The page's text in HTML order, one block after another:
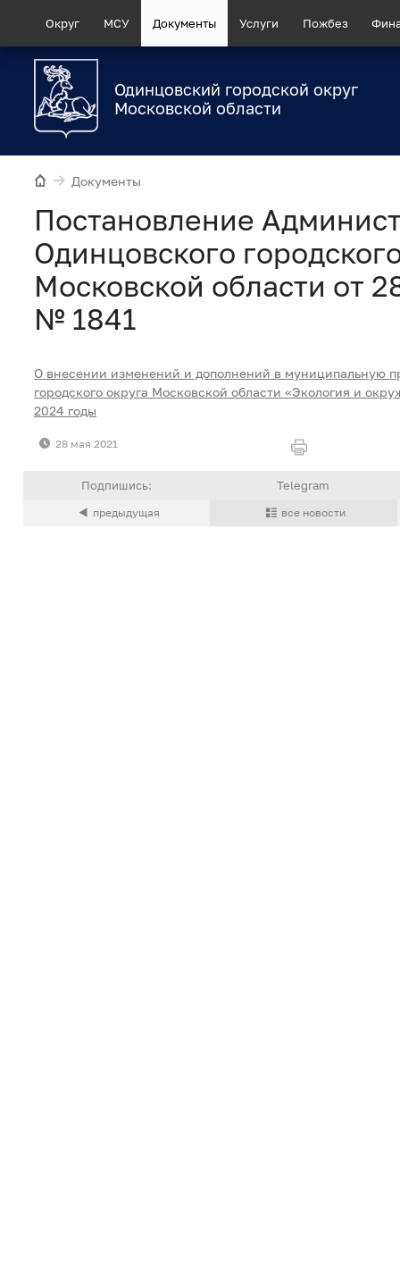
Округ МСУ Документы Услуги Пожбез
Одинцовский городской округ
Московской области
Документы
Постановление
Одинцовского
Московской области от
№ 1841
О внесении изменений и дополнений в муниципальную
городского округа Московской области «Экология и
2024 годы
28 мая 2021